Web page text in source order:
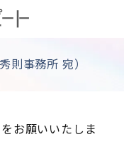
則事務所 宛）
お願いいたしま